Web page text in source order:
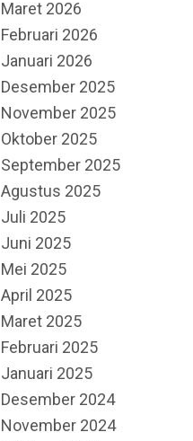
Maret 2026
Februari 2026
Januari 2026
Desember 2025
November 2025
Oktober 2025
September 2025
Agustus 2025
Juli 2025
Juni 2025
Mei 2025
April 2025
Maret 2025
Februari 2025
Januari 2025
Desember 2024
November 2024